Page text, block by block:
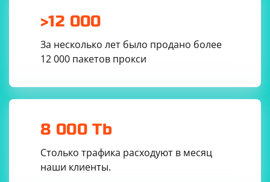
>12 000
За несколько лет было продано более
12 000 пакетов прокси
8 000 Tb
Столько трафика расходуют в месяц
наши клиенты.